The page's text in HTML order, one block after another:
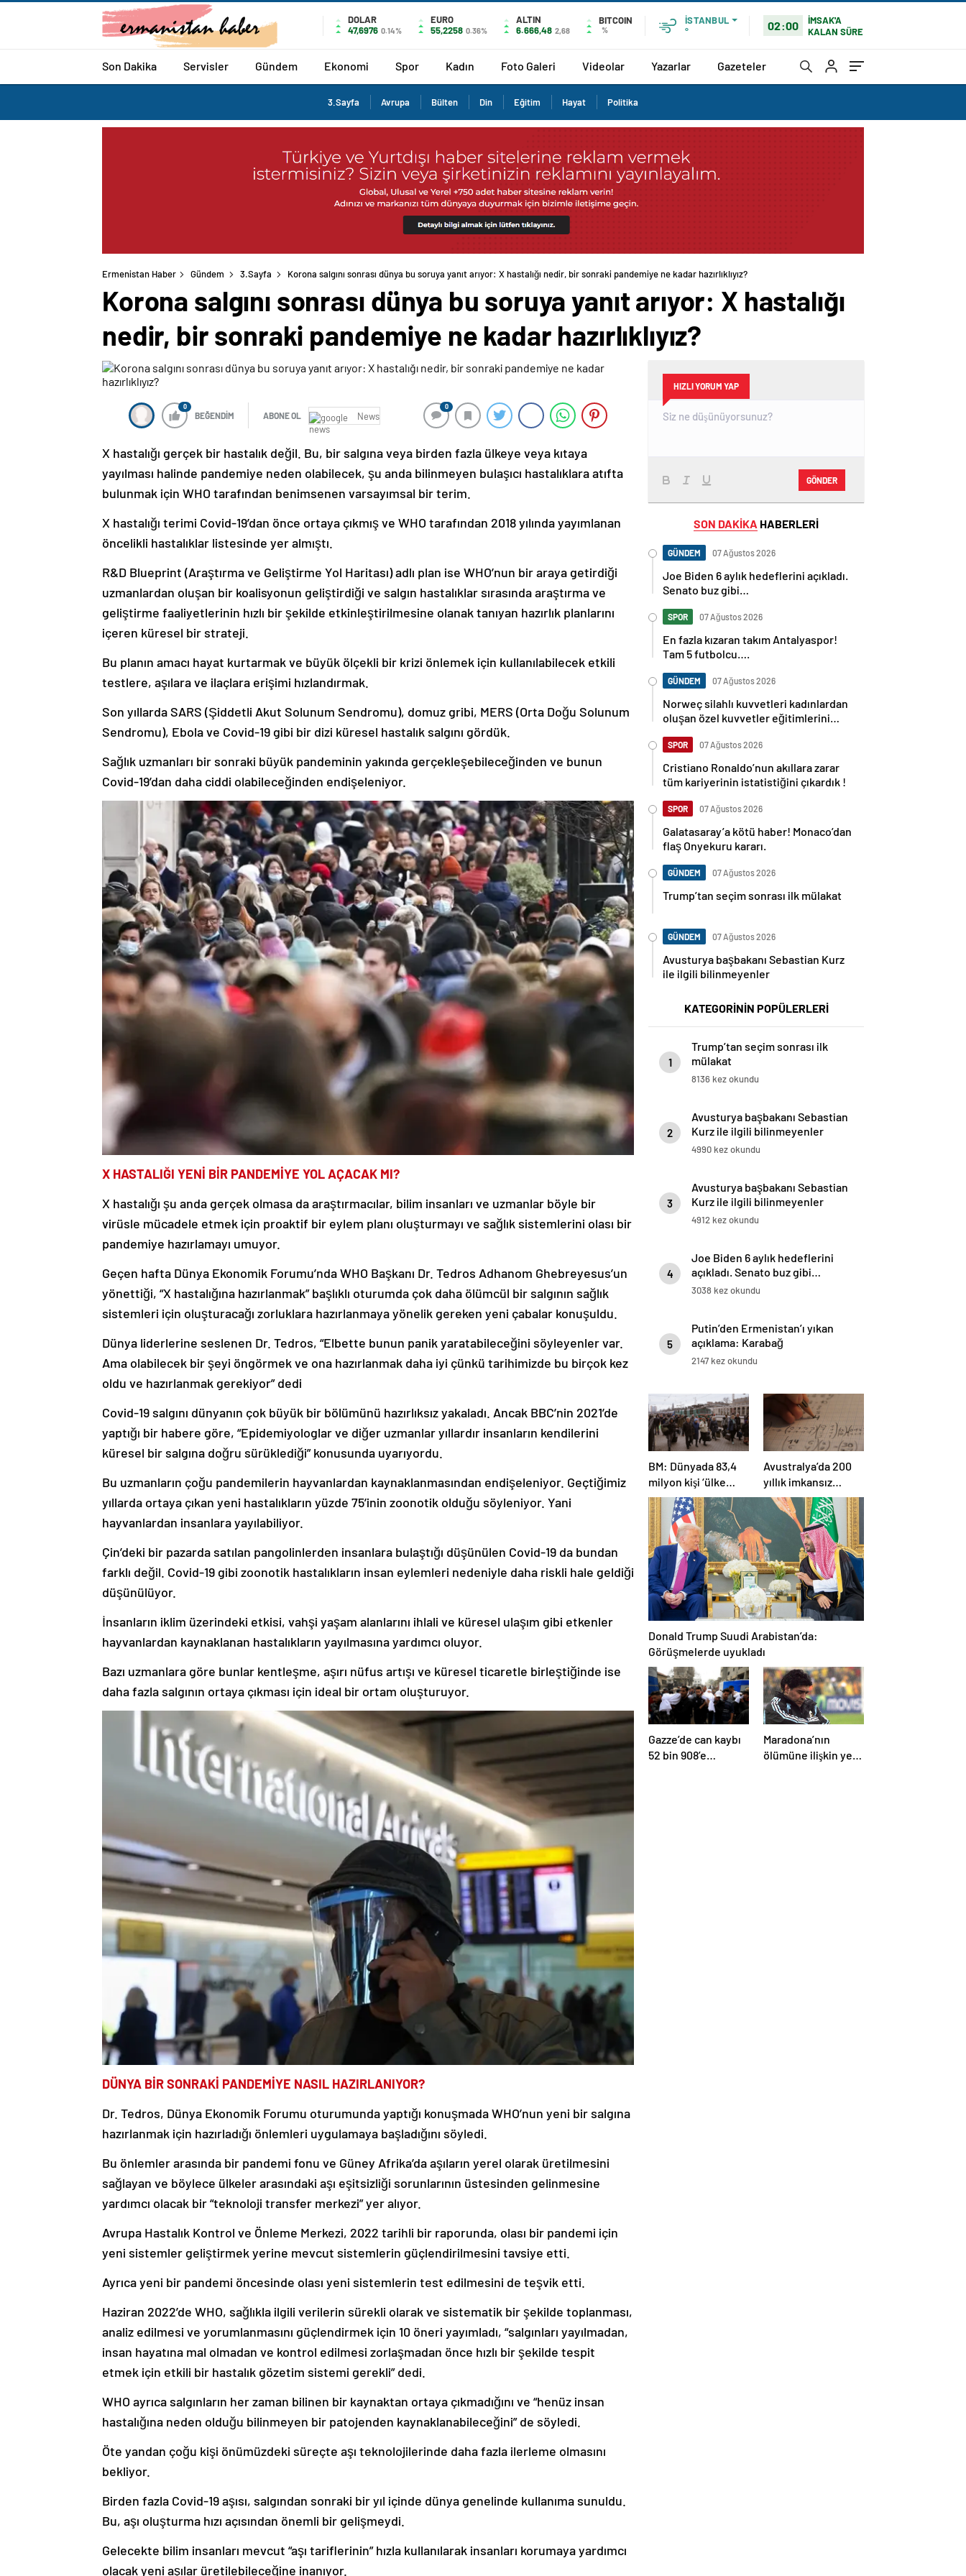
DOLAR
47,6976 0.14%
EURO
55,2258 0.36%
ALTIN
6.666,48 2,68
BITCOIN
%
İSTANBUL
°
02:00
İMSAK'A
KALAN SÜRE
Son Dakika Servisler Gündem Ekonomi Spor Kadın Foto Galeri Videolar Yazarlar Gazeteler
3.Sayfa Avrupa Bülten Din Eğitim Hayat Politika
Ermenistan Haber Gündem 3.Sayfa Korona salgını sonrası dünya bu soruya yanıt arıyor: X hastalığı nedir, bir sonraki pandemiye ne kadar hazırlıklıyız?
Korona salgını sonrası dünya bu soruya yanıt arıyor: X hastalığı
nedir, bir sonraki pandemiye ne kadar hazırlıklıyız?
0
BEĞENDİM ABONE OL News
0
X hastalığı gerçek bir hastalık değil. Bu, bir salgına veya birden fazla ülkeye veya kıtaya
yayılması halinde pandemiye neden olabilecek, şu anda bilinmeyen bulaşıcı hastalıklara atıfta
bulunmak için WHO tarafından benimsenen varsayımsal bir terim.
X hastalığı terimi Covid-19’dan önce ortaya çıkmış ve WHO tarafından 2018 yılında yayımlanan
öncelikli hastalıklar listesinde yer almıştı.
R&D Blueprint (Araştırma ve Geliştirme Yol Haritası) adlı plan ise WHO’nun bir araya getirdiği
uzmanlardan oluşan bir koalisyonun geliştirdiği ve salgın hastalıklar sırasında araştırma ve
geliştirme faaliyetlerinin hızlı bir şekilde etkinleştirilmesine olanak tanıyan hazırlık planlarını
içeren küresel bir strateji.
Bu planın amacı hayat kurtarmak ve büyük ölçekli bir krizi önlemek için kullanılabilecek etkili
testlere, aşılara ve ilaçlara erişimi hızlandırmak.
Son yıllarda SARS (Şiddetli Akut Solunum Sendromu), domuz gribi, MERS (Orta Doğu Solunum
Sendromu), Ebola ve Covid-19 gibi bir dizi küresel hastalık salgını gördük.
Sağlık uzmanları bir sonraki büyük pandeminin yakında gerçekleşebileceğinden ve bunun
Covid-19’dan daha ciddi olabileceğinden endişeleniyor.
X HASTALIĞI YENİ BİR PANDEMİYE YOL AÇACAK MI?
X hastalığı şu anda gerçek olmasa da araştırmacılar, bilim insanları ve uzmanlar böyle bir
virüsle mücadele etmek için proaktif bir eylem planı oluşturmayı ve sağlık sistemlerini olası bir
pandemiye hazırlamayı umuyor.
Geçen hafta Dünya Ekonomik Forumu’nda WHO Başkanı Dr. Tedros Adhanom Ghebreyesus’un
yönettiği, “X hastalığına hazırlanmak” başlıklı oturumda çok daha ölümcül bir salgının sağlık
sistemleri için oluşturacağı zorluklara hazırlanmaya yönelik gereken yeni çabalar konuşuldu.
Dünya liderlerine seslenen Dr. Tedros, “Elbette bunun panik yaratabileceğini söyleyenler var.
Ama olabilecek bir şeyi öngörmek ve ona hazırlanmak daha iyi çünkü tarihimizde bu birçok kez
oldu ve hazırlanmak gerekiyor” dedi
Covid-19 salgını dünyanın çok büyük bir bölümünü hazırlıksız yakaladı. Ancak BBC’nin 2021’de
yaptığı bir habere göre, “Epidemiyologlar ve diğer uzmanlar yıllardır insanların kendilerini
küresel bir salgına doğru sürüklediği” konusunda uyarıyordu.
Bu uzmanların çoğu pandemilerin hayvanlardan kaynaklanmasından endişeleniyor. Geçtiğimiz
yıllarda ortaya çıkan yeni hastalıkların yüzde 75’inin zoonotik olduğu söyleniyor. Yani
hayvanlardan insanlara yayılabiliyor.
Çin’deki bir pazarda satılan pangolinlerden insanlara bulaştığı düşünülen Covid-19 da bundan
farklı değil. Covid-19 gibi zoonotik hastalıkların insan eylemleri nedeniyle daha riskli hale geldiği
düşünülüyor.
İnsanların iklim üzerindeki etkisi, vahşi yaşam alanlarını ihlali ve küresel ulaşım gibi etkenler
hayvanlardan kaynaklanan hastalıkların yayılmasına yardımcı oluyor.
Bazı uzmanlara göre bunlar kentleşme, aşırı nüfus artışı ve küresel ticaretle birleştiğinde ise
daha fazla salgının ortaya çıkması için ideal bir ortam oluşturuyor.
DÜNYA BİR SONRAKİ PANDEMİYE NASIL HAZIRLANIYOR?
Dr. Tedros, Dünya Ekonomik Forumu oturumunda yaptığı konuşmada WHO’nun yeni bir salgına
hazırlanmak için hazırladığı önlemleri uygulamaya başladığını söyledi.
Bu önlemler arasında bir pandemi fonu ve Güney Afrika’da aşıların yerel olarak üretilmesini
sağlayan ve böylece ülkeler arasındaki aşı eşitsizliği sorunlarının üstesinden gelinmesine
yardımcı olacak bir “teknoloji transfer merkezi” yer alıyor.
Avrupa Hastalık Kontrol ve Önleme Merkezi, 2022 tarihli bir raporunda, olası bir pandemi için
yeni sistemler geliştirmek yerine mevcut sistemlerin güçlendirilmesini tavsiye etti.
Ayrıca yeni bir pandemi öncesinde olası yeni sistemlerin test edilmesini de teşvik etti.
Haziran 2022’de WHO, sağlıkla ilgili verilerin sürekli olarak ve sistematik bir şekilde toplanması,
analiz edilmesi ve yorumlanmasını güçlendirmek için 10 öneri yayımladı, “salgınları yayılmadan,
insan hayatına mal olmadan ve kontrol edilmesi zorlaşmadan önce hızlı bir şekilde tespit
etmek için etkili bir hastalık gözetim sistemi gerekli” dedi.
WHO ayrıca salgınların her zaman bilinen bir kaynaktan ortaya çıkmadığını ve “henüz insan
hastalığına neden olduğu bilinmeyen bir patojenden kaynaklanabileceğini” de söyledi.
Öte yandan çoğu kişi önümüzdeki süreçte aşı teknolojilerinde daha fazla ilerleme olmasını
bekliyor.
Birden fazla Covid-19 aşısı, salgından sonraki bir yıl içinde dünya genelinde kullanıma sunuldu.
Bu, aşı oluşturma hızı açısından önemli bir gelişmeydi.
Gelecekte bilim insanları mevcut “aşı tariflerinin” hızla kullanılarak insanları korumaya yardımcı
olacak yeni aşılar üretilebileceğine inanıyor.
HIZLI YORUM YAP
GÖNDER
SON DAKİKA HABERLERİ
GÜNDEM 07 Ağustos 2026
Joe Biden 6 aylık hedeflerini açıkladı.
Senato buz gibi…
SPOR 07 Ağustos 2026
En fazla kızaran takım Antalyaspor!
Tam 5 futbolcu….
GÜNDEM 07 Ağustos 2026
Norweç silahlı kuvvetleri kadınlardan
oluşan özel kuvvetler eğitimlerini
SPOR 07 Ağustos 2026
Cristiano Ronaldo’nun akıllara zarar
tüm kariyerinin istatistiğini çıkardık !
SPOR 07 Ağustos 2026
Galatasaray’a kötü haber! Monaco’dan
flaş Onyekuru kararı.
GÜNDEM 07 Ağustos 2026
Trump’tan seçim sonrası ilk mülakat
GÜNDEM 07 Ağustos 2026
Avusturya başbakanı Sebastian Kurz
ile ilgili bilinmeyenler
KATEGORİNİN POPÜLERLERİ
1
Trump’tan seçim sonrası ilk
mülakat
8136 kez okundu
2
Avusturya başbakanı Sebastian
Kurz ile ilgili bilinmeyenler
4990 kez okundu
3
Avusturya başbakanı Sebastian
Kurz ile ilgili bilinmeyenler
4912 kez okundu
4
Joe Biden 6 aylık hedeflerini
açıkladı. Senato buz gibi…
3038 kez okundu
5
Putin’den Ermenistan’ı yıkan
açıklama: Karabağ
Azerbaycan’ın ayrılmaz bir
2147 kez okundu
BM: Dünyada 83,4
milyon kişi ‘ülke
içinde yerinden
edilmiş’ olarak
yaşıyor
Avustralya’da 200
yıllık imkansız
matematik
problemi çözüldü
Donald Trump Suudi Arabistan’da:
Görüşmelerde uyukladı
Gazze’de can kaybı
52 bin 908’e
Maradona’nın
ölümüne ilişkin yeni